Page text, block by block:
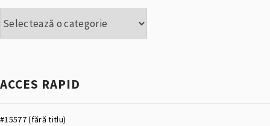
ACCES RAPID
#15577 (fără titlu)